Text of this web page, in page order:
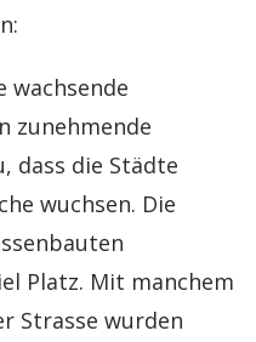
wachsende
zunehmende
dass die Städte
wuchsen. Die
Platz. Mit manchem
Strasse wurden